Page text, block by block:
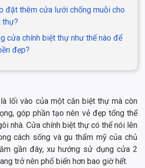
đặt thêm cửa lưới chống muỗi cho
thự?
cửa chính biệt thự như thế nào để
đẹp?
lối vào của một căn biệt thự mà còn
góp phần tạo nên vẻ đẹp tổng thể
nhà. Cửa chính biệt thự có thể nói lên
cách sống và gu thẩm mỹ của chủ
gần đây, xu hướng sử dụng cửa 2
trở nên phổ biến hơn bao giờ hết.